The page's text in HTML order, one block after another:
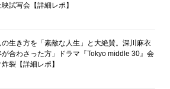
試写会【詳細レポ】
生き方を「素敵な人生」と大絶賛。深川麻衣
合わさった方」ドラマ『Tokyo middle 30』会
裂【詳細レポ】